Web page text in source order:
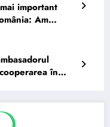
important
Am
în